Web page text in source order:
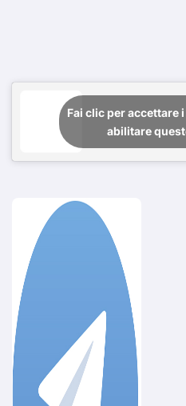
Fai clic per accettare
abilitare